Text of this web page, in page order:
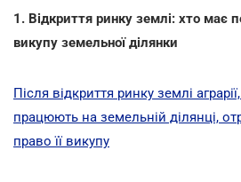
1. Відкриття ринку землі: хто має
викупу земельної ділянки
Після відкриття ринку землі
працюють на земельній ділянці,
право її викупу